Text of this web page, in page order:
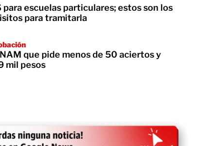
para escuelas particulares; estos son los
para tramitarla
que pide menos de 50 aciertos y
mil pesos